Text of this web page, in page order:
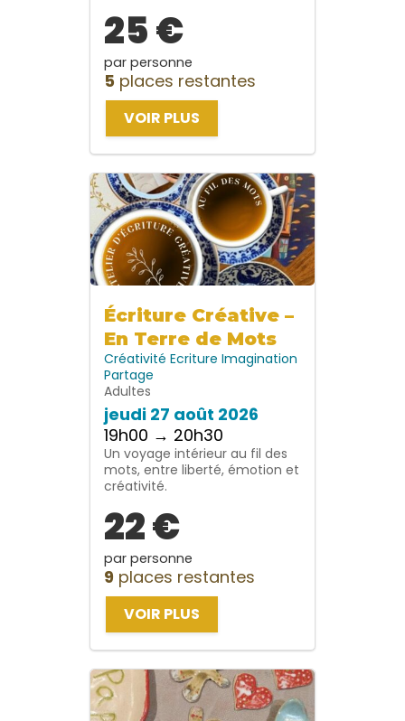
25 €
par personne
5 places restantes
VOIR PLUS
Écriture Créative –
En Terre de Mots
Créativité Ecriture Imagination
Partage
Adultes
jeudi 27 août 2026
19h00 → 20h30
Un voyage intérieur au fil des
mots, entre liberté, émotion et
créativité.
22 €
par personne
9 places restantes
VOIR PLUS